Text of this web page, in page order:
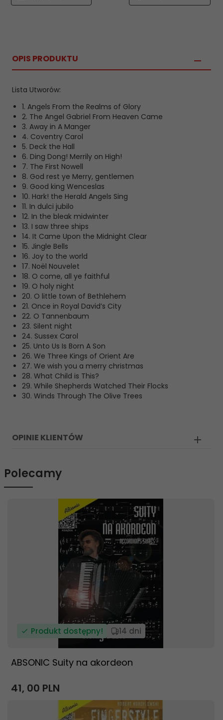
OPIS PRODUKTU
Lista Utworów:
1. Angels From the Realms of Glory
2. The Angel Gabriel From Heaven Came
3. Away in A Manger
4. Coventry Carol
5. Deck the Hall
6. Ding Dong! Merrily on High!
7. The First Nowell
8. God rest ye Merry, gentlemen
9. Good king Wenceslas
10. Hark! the Herald Angels Sing
11. In dulci jubilo
12. In the bleak midwinter
13. I saw three ships
14. It Came Upon the Midnight Clear
15. Jingle Bells
16. Joy to the world
17. Noël Nouvelet
18. O come, all ye faithful
19. O holy night
20. O little town of Bethlehem
21. Once in Royal David’s City
22. O Tannenbaum
23. Silent night
24. Sussex Carol
25. Unto Us Is Born A Son
26. We Three Kings of Orient Are
27. We wish you a merry christmas
28. What Child is This?
29. While Shepherds Watched Their Flocks
30. Winds Through The Olive Trees
OPINIE KLIENTÓW
Polecamy
Produkt dostępny! 14 dni
ABSONIC Suity na akordeon
41, 00 PLN